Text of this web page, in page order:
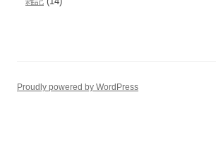
Proudly powered by WordPress